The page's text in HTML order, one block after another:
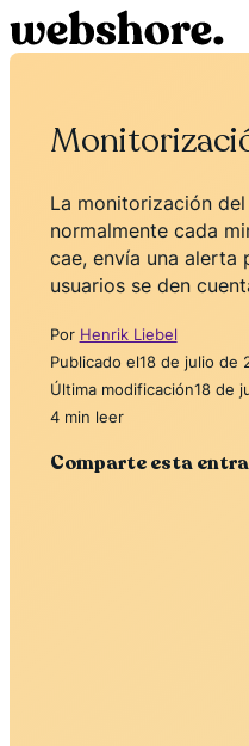
La monitorización
normalmente cada
cae, envía una alerta
usuarios se den
Por Henrik Liebel
Publicado el18 de julio de
Última modificación18 de
4 min leer
Comparte esta